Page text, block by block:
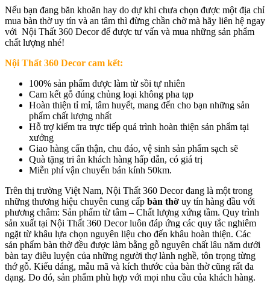
Nếu bạn đang băn khoăn hay do dự khi chưa chọn được một địa chỉ
mua bàn thờ uy tín và an tâm thì đừng chần chờ mà hãy liên hệ ngay
với Nội Thất 360 Decor để được tư vấn và mua những sản phẩm
chất lượng nhé!
Nội Thất 360 Decor cam kết:
100% sản phẩm được làm từ sồi tự nhiên
Cam kết gỗ đúng chủng loại không pha tạp
Hoàn thiện tỉ mỉ, tâm huyết, mang đến cho bạn những sản
phẩm chất lượng nhất
Hỗ trợ kiểm tra trực tiếp quá trình hoàn thiện sản phẩm tại
xưởng
Giao hàng cẩn thận, chu đáo, vệ sinh sản phẩm sạch sẽ
Quà tặng tri ân khách hàng hấp dẫn, có giá trị
Miễn phí vận chuyển bán kính 50km.
Trên thị trường Việt Nam, Nội Thất 360 Decor đang là một trong
những thương hiệu chuyên cung cấp bàn thờ uy tín hàng đầu với
phương châm: Sản phẩm từ tâm – Chất lượng xứng tầm. Quy trình
sản xuất tại Nội Thất 360 Decor luôn đáp ứng các quy tắc nghiêm
ngặt từ khâu lựa chọn nguyên liệu cho đến khâu hoàn thiện. Các
sản phẩm bàn thờ đều được làm bằng gỗ nguyên chất lâu năm dưới
bàn tay điêu luyện của những người thợ lành nghề, tôn trọng từng
thớ gỗ. Kiểu dáng, mẫu mã và kích thước của bàn thờ cũng rất đa
dạng. Do đó, sản phẩm phù hợp với mọi nhu cầu của khách hàng.